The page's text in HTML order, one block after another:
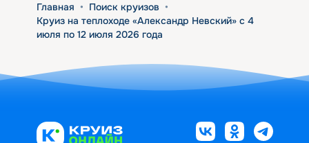
Главная • Поиск круизов •
Круиз на теплоходе «Александр Невский» с 4
июля по 12 июля 2026 года